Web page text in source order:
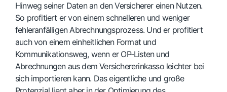
Hinweg seiner Daten an den Versicherer einen Nutzen.
So profitiert er von einem schnelleren und weniger
fehleranfälligen Abrechnungsprozess. Und er profitiert
auch von einem einheitlichen Format und
Kommunikationsweg, wenn er OP-Listen und
Abrechnungen aus dem Versichererinkasso leichter bei
sich importieren kann. Das eigentliche und große